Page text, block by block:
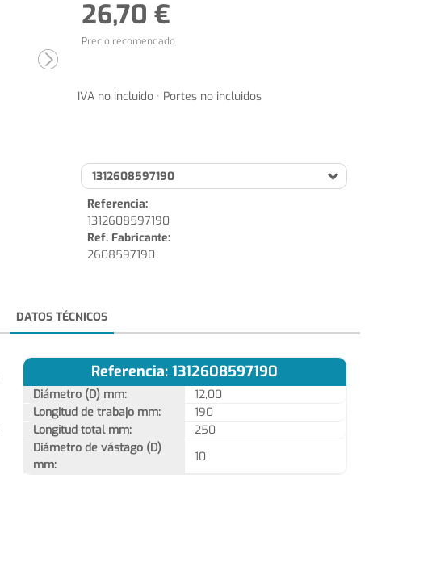
26,70 €
Precio recomendado
IVA no incluido · Portes no incluidos
1312608597190
Referencia:
1312608597190
Ref. Fabricante:
2608597190
DATOS TÉCNICOS
Referencia: 1312608597190
Diámetro (D) mm:
12,00
Longitud de trabajo mm:
190
Longitud total mm:
250
Diámetro de vástago (D)
mm:
10